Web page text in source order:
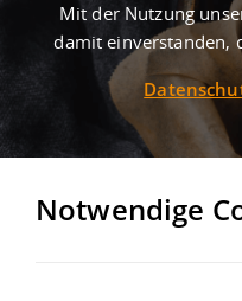
13 Treffer-
speichern
Objekte
Mit der Nutzung
damit einverstanden,
Notwendige